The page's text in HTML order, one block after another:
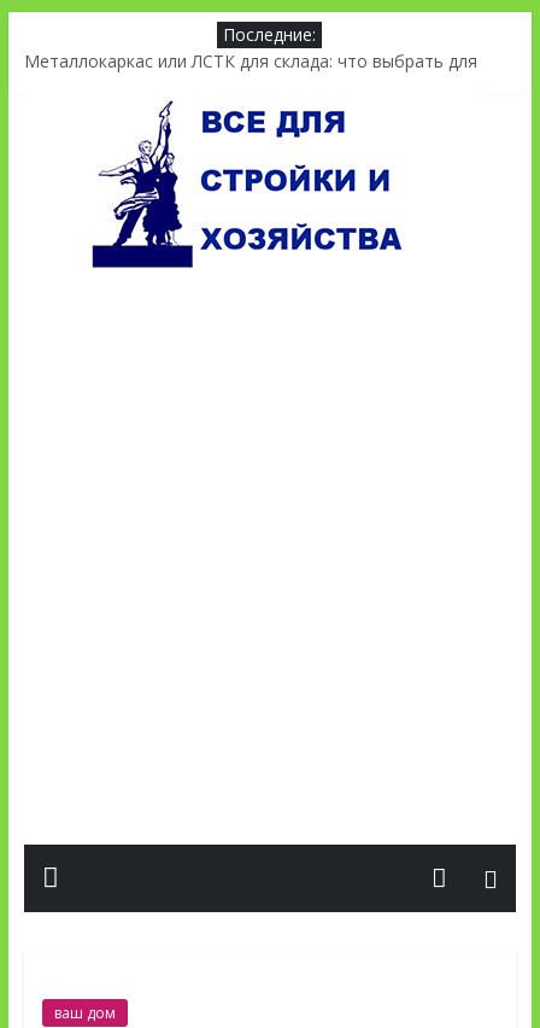
Последние:
Металлокаркас или ЛСТК для склада: что выбрать для
Разработка концепции предприятия питания: зачем она
Генеральный план объекта: зачем нужен при
проектировании
Проектирование склада из сэндвич-панелей: что важно
Коммерческая экспертиза проекта: зачем нужна и что
ваш дом